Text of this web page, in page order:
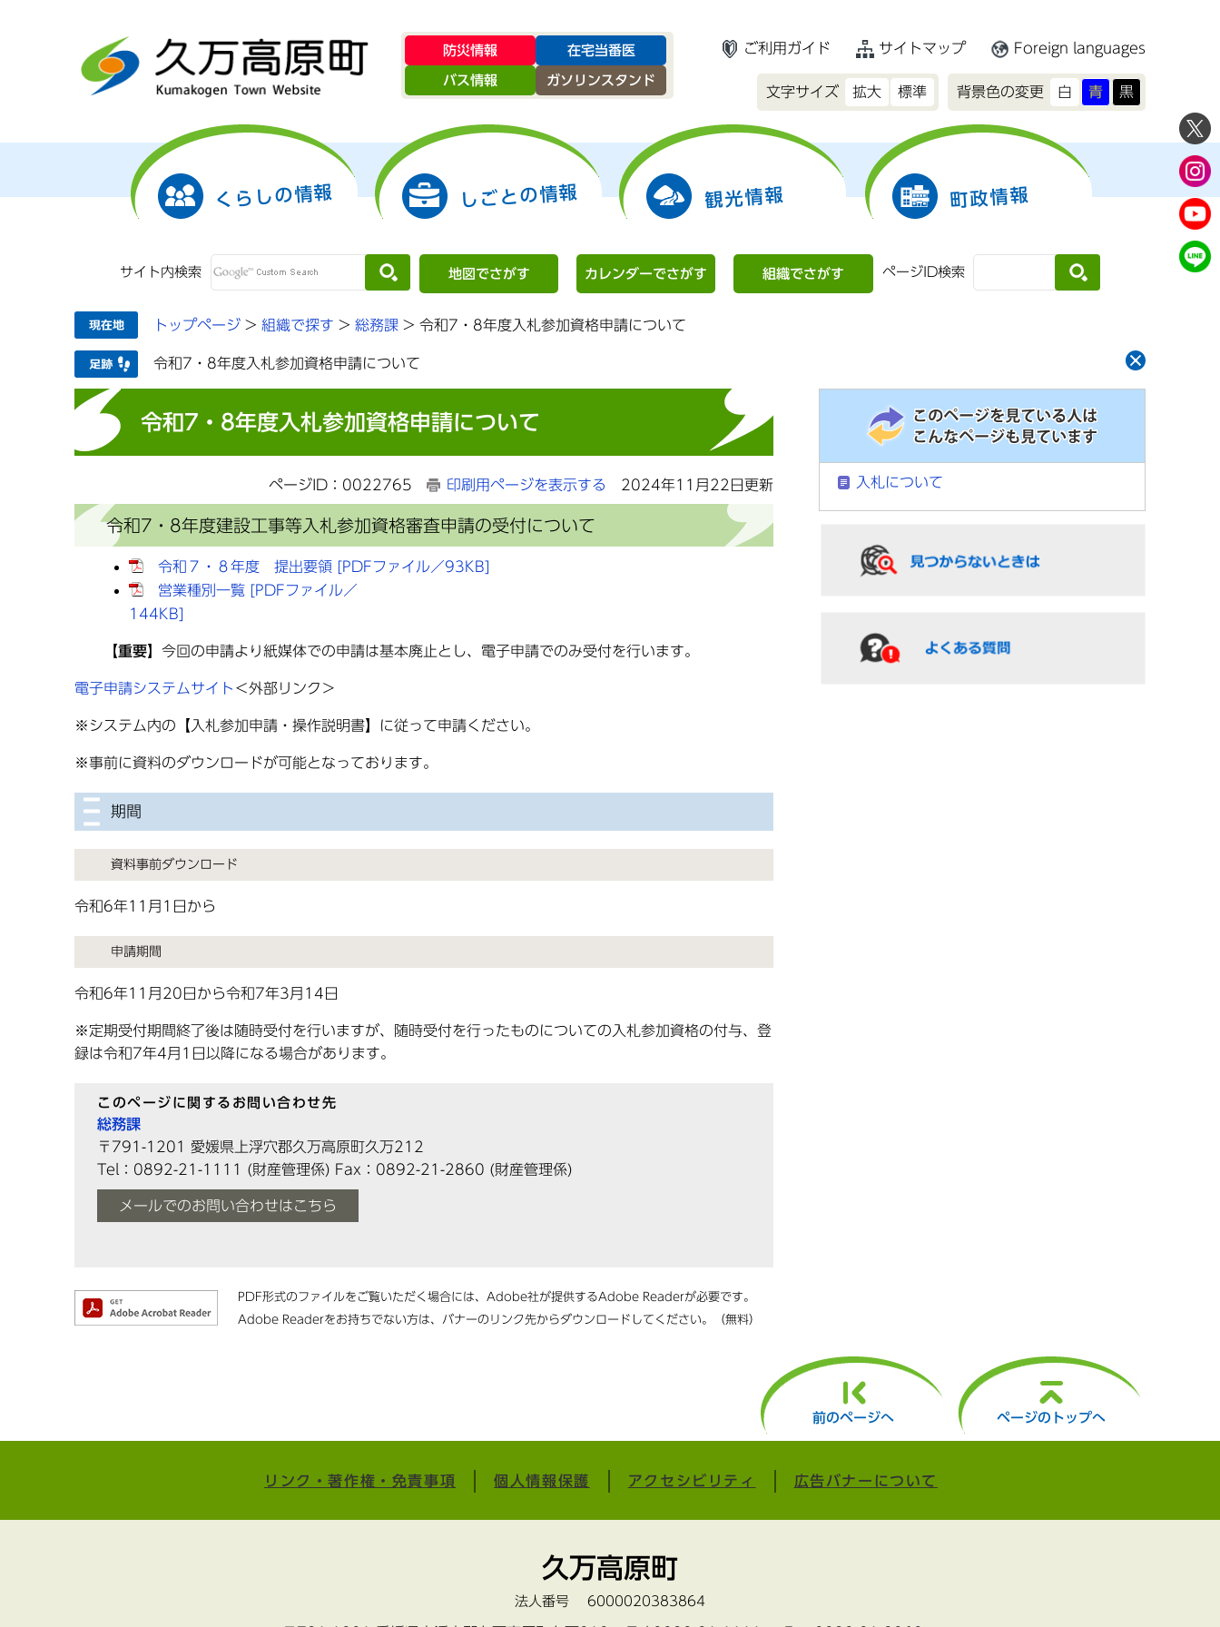
防災情報 在宅当番医
バス情報 ガソリンスタンド
ご利用ガイド サイトマップ Foreign languages
文字サイズ 拡大 標準 背景色の変更 白 青 黒
くらしの情報 しごとの情報 観光情報 町政情報
サイト内検索 地図でさがす カレンダーでさがす 組織でさがす ページID検索
トップページ > 組織で探す > 総務課 > 令和7・8年度入札参加資格申請について
令和7・8年度入札参加資格申請について
令和7・8年度入札参加資格申請について
ページID：0022765 印刷用ページを表示する 2024年11月22日更新
令和7・8年度建設工事等入札参加資格審査申請の受付について
令和７・８年度 提出要領 [PDFファイル／93KB]
営業種別一覧 [PDFファイル／
144KB]
【重要】 今回の申請より紙媒体での申請は基本廃止とし、電子申請でのみ受付を行います。
電子申請システムサイト ＜外部リンク＞
※システム内の【入札参加申請・操作説明書】に従って申請ください。
※事前に資料のダウンロードが可能となっております。
期間
資料事前ダウンロード
令和6年11月1日から
申請期間
令和6年11月20日から令和7年3月14日
※定期受付期間終了後は随時受付を行いますが、随時受付を行ったものについての入札参加資格の付与、登
録は令和7年4月1日以降になる場合があります。​
このページに関するお問い合わせ先
総務課
〒791-1201
愛媛県上浮穴郡久万高原町久万212
Tel：0892-21-1111
(財産管理係) Fax：0892-21-2860 (財産管理係)
メールでのお問い合わせはこちら
PDF形式のファイルをご覧いただく場合には、Adobe社が提供するAdobe Readerが必要です。
Adobe Readerをお持ちでない方は、バナーのリンク先からダウンロードしてください。（無料）
入札について
前のページへ ページのトップへ
リンク・著作権・免責事項 個人情報保護 アクセシビリティ 広告バナーについて
久万高原町
法人番号 6000020383864